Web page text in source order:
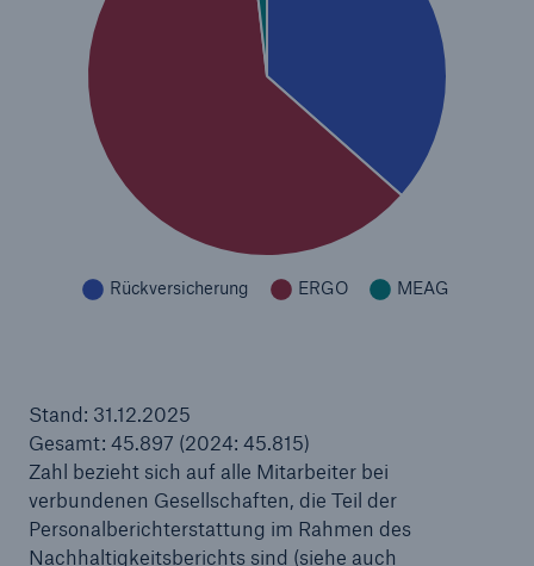
Stand: 31.12.2025
Gesamt: 45.897 (2024: 45.815)
Zahl bezieht sich auf alle Mitarbeiter bei
verbundenen Gesellschaften, die Teil der
Personalberichterstattung im Rahmen des
Nachhaltigkeitsberichts sind (siehe auch